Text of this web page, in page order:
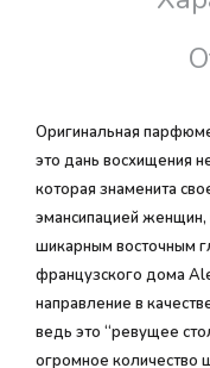
Оригинальная
это дань восхищения
которая знаменита
эмансипацией
шикарным восточным
французского дома
направление в
ведь это “ревущее
огромное количество